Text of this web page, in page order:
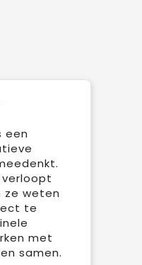
een
ze weten
te
met
samen.